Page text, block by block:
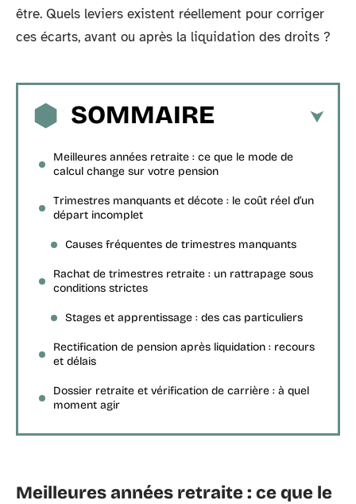
être. Quels leviers existent réellement pour corriger
ces écarts, avant ou après la liquidation des droits ?
SOMMAIRE
Meilleures années retraite : ce que le mode de
calcul change sur votre pension
Trimestres manquants et décote : le coût réel d’un
départ incomplet
Causes fréquentes de trimestres manquants
Rachat de trimestres retraite : un rattrapage sous
conditions strictes
Stages et apprentissage : des cas particuliers
Rectification de pension après liquidation : recours
et délais
Dossier retraite et vérification de carrière : à quel
moment agir
Meilleures années retraite : ce que le